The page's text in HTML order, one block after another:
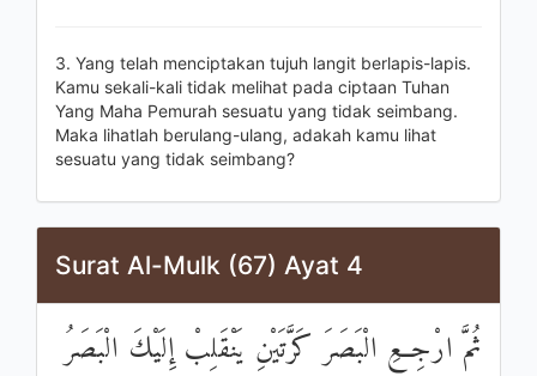
3. Yang telah menciptakan tujuh langit berlapis-lapis.
Kamu sekali-kali tidak melihat pada ciptaan Tuhan
Yang Maha Pemurah sesuatu yang tidak seimbang.
Maka lihatlah berulang-ulang, adakah kamu lihat
sesuatu yang tidak seimbang?
Surat Al-Mulk (67) Ayat 4
ثُمَّ ارْجِعِ الْبَصَرَ كَرَّتَيْنِ يَنْقَلِبْ إِلَيْكَ الْبَصَرُ